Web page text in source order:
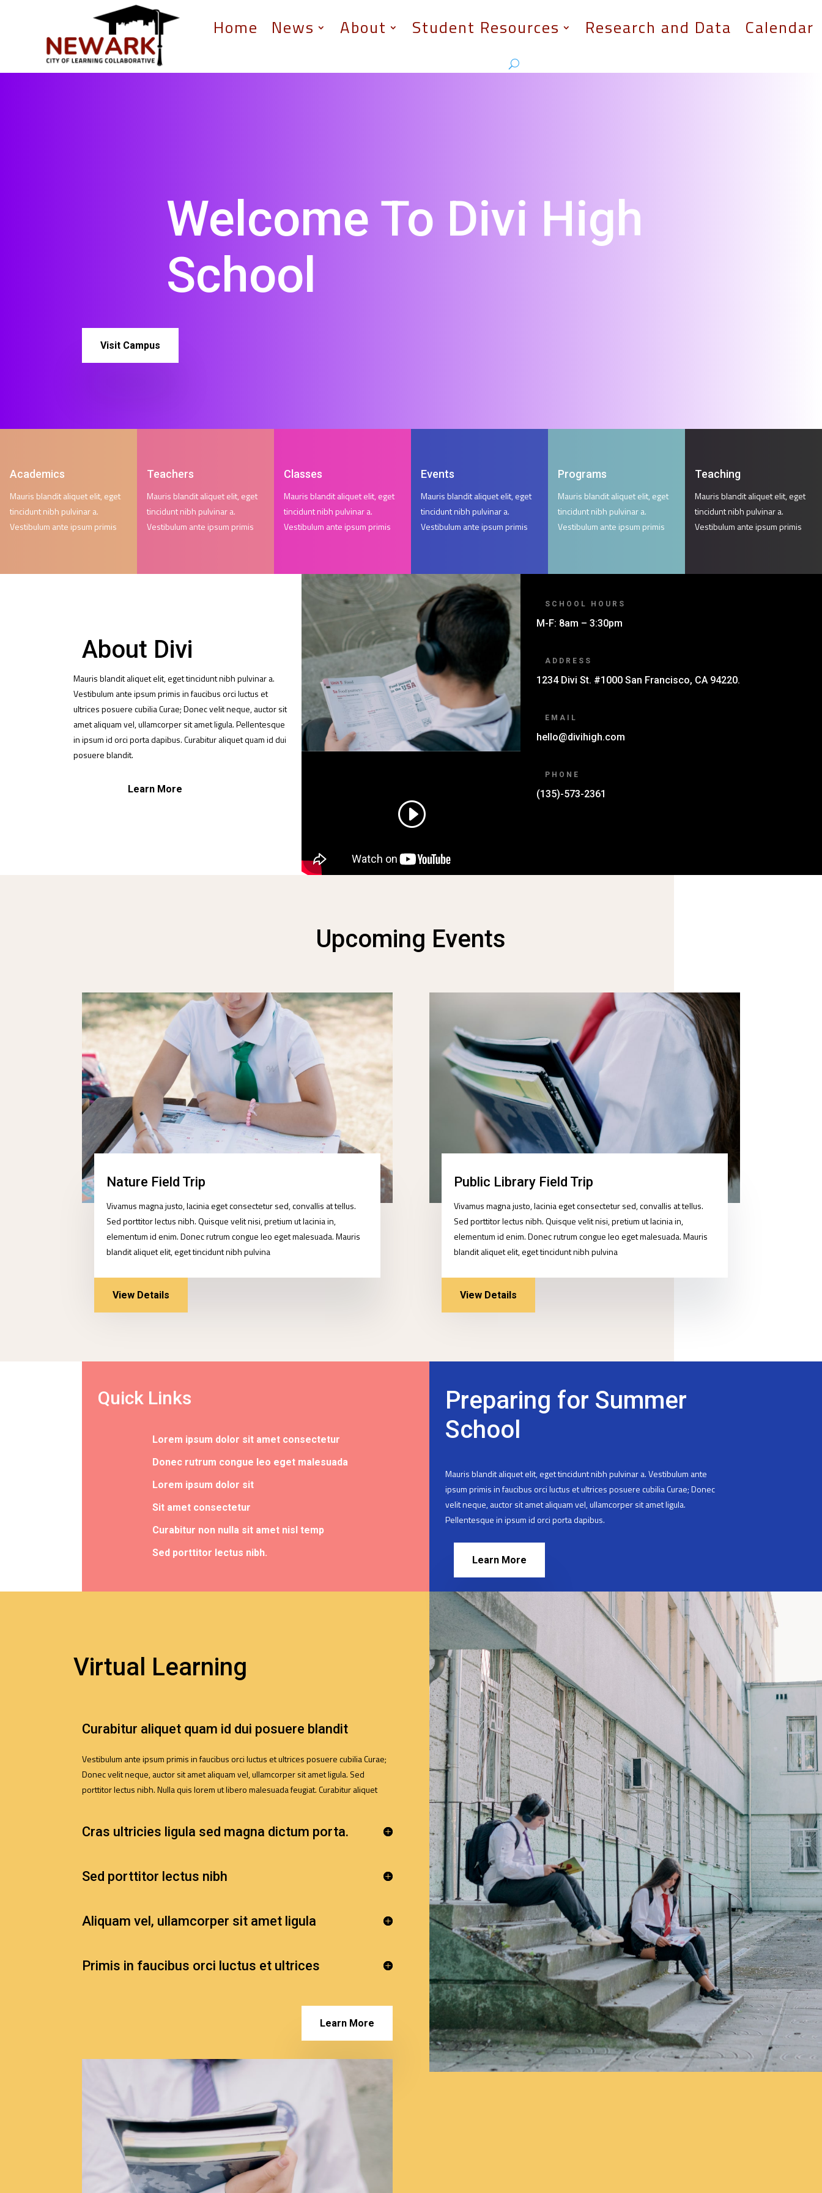
Home News About Student Resources Research and Data Calendar
Welcome To Divi High
School
Visit Campus
Academics
Mauris blandit aliquet elit, eget
tincidunt nibh pulvinar a.
Vestibulum ante ipsum primis
Teachers
Mauris blandit aliquet elit, eget
tincidunt nibh pulvinar a.
Vestibulum ante ipsum primis
Classes
Mauris blandit aliquet elit, eget
tincidunt nibh pulvinar a.
Vestibulum ante ipsum primis
Events
Mauris blandit aliquet elit, eget
tincidunt nibh pulvinar a.
Vestibulum ante ipsum primis
Programs
Mauris blandit aliquet elit, eget
tincidunt nibh pulvinar a.
Vestibulum ante ipsum primis
Teaching
Mauris blandit aliquet elit, eget
tincidunt nibh pulvinar a.
Vestibulum ante ipsum primis
About Divi
Mauris blandit aliquet elit, eget tincidunt nibh pulvinar a.
Vestibulum ante ipsum primis in faucibus orci luctus et
ultrices posuere cubilia Curae; Donec velit neque, auctor sit
amet aliquam vel, ullamcorper sit amet ligula. Pellentesque
in ipsum id orci porta dapibus. Curabitur aliquet quam id dui
posuere blandit.
Learn More
SCHOOL HOURS
M-F: 8am – 3:30pm
ADDRESS
1234 Divi St. #1000 San Francisco, CA 94220.
EMAIL
hello@divihigh.com
PHONE
(135)-573-2361
Upcoming Events
Nature Field Trip
Vivamus magna justo, lacinia eget consectetur sed, convallis at tellus.
Sed porttitor lectus nibh. Quisque velit nisi, pretium ut lacinia in,
elementum id enim. Donec rutrum congue leo eget malesuada. Mauris
blandit aliquet elit, eget tincidunt nibh pulvina
View Details
Public Library Field Trip
Vivamus magna justo, lacinia eget consectetur sed, convallis at tellus.
Sed porttitor lectus nibh. Quisque velit nisi, pretium ut lacinia in,
elementum id enim. Donec rutrum congue leo eget malesuada. Mauris
blandit aliquet elit, eget tincidunt nibh pulvina
View Details
Quick Links
Lorem ipsum dolor sit amet consectetur
Donec rutrum congue leo eget malesuada
Lorem ipsum dolor sit
Sit amet consectetur
Curabitur non nulla sit amet nisl temp
Sed porttitor lectus nibh.
Preparing for Summer
School
Mauris blandit aliquet elit, eget tincidunt nibh pulvinar a. Vestibulum ante
ipsum primis in faucibus orci luctus et ultrices posuere cubilia Curae; Donec
velit neque, auctor sit amet aliquam vel, ullamcorper sit amet ligula.
Pellentesque in ipsum id orci porta dapibus.
Learn More
Virtual Learning
Curabitur aliquet quam id dui posuere blandit
Vestibulum ante ipsum primis in faucibus orci luctus et ultrices posuere cubilia Curae;
Donec velit neque, auctor sit amet aliquam vel, ullamcorper sit amet ligula. Sed
porttitor lectus nibh. Nulla quis lorem ut libero malesuada feugiat. Curabitur aliquet
Cras ultricies ligula sed magna dictum porta.
Sed porttitor lectus nibh
Aliquam vel, ullamcorper sit amet ligula
Primis in faucibus orci luctus et ultrices
Learn More